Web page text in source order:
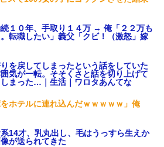
続１０年、手取り１４万 → 俺「２２万も
転職したい」義父「クビ！（激怒」嫁
を戻してしまったという話をしていた
気が一転。そそくさと話を切り上げて
しまった…｜生活｜ワロタあんてな
ホテルに連れ込んだｗｗｗｗｗ」俺
系14才、乳丸出し、毛はうっすら生えか
が送られてきた